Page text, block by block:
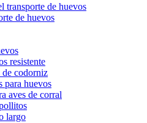
transporte de huevos
de huevos
resistente
de codorniz
para huevos
aves de corral
largo